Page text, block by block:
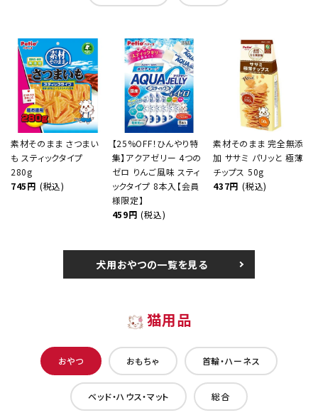
素材そのまま さつまい
も スティックタイプ
280g
745円 (税込)
【25%OFF！ひんやり特
集】アクアゼリー 4つの
ゼロ りんご風味 スティ
ックタイプ 8本入【会員
様限定】
459円 (税込)
素材そのまま 完全無添
加 ササミ パリッと 極薄
チップス 50g
437円 (税込)
犬用おやつの一覧を見る
猫用品
おやつ おもちゃ 首輪・ハーネス
ベッド・ハウス・マット 総合